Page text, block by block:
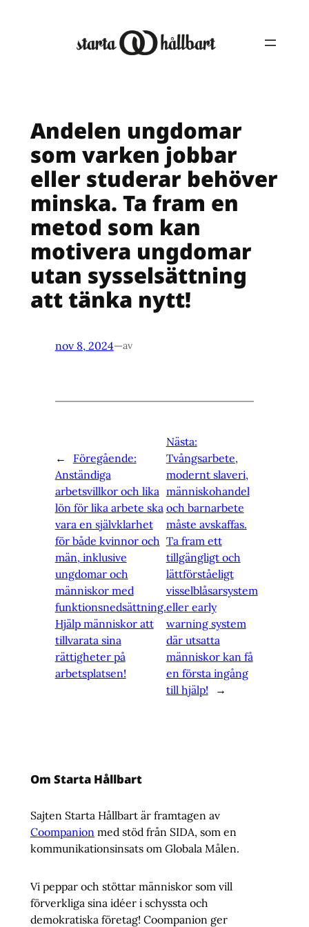
Andelen ungdomar
som varken jobbar
eller studerar behöver
minska. Ta fram en
metod som kan
motivera ungdomar
utan sysselsättning
att tänka nytt!
nov 8, 2024—av
←
Föregående:
Anständiga
arbetsvillkor och lika
lön för lika arbete ska
vara en självklarhet
för både kvinnor och
män, inklusive
ungdomar och
människor med
funktionsnedsättning.
Hjälp människor att
tillvarata sina
rättigheter på
arbetsplatsen!
Nästa:
Tvångsarbete,
modernt slaveri,
människohandel
och barnarbete
måste avskaffas.
Ta fram ett
tillgängligt och
lättförståeligt
visselblåsarsystem
eller early
warning system
där utsatta
människor kan få
en första ingång
till hjälp!
→
Om Starta Hållbart
Sajten Starta Hållbart är framtagen av
Coompanion med stöd från SIDA, som en
kommunikationsinsats om Globala Målen.
Vi peppar och stöttar människor som vill
förverkliga sina idéer i schyssta och
demokratiska företag! Coompanion ger